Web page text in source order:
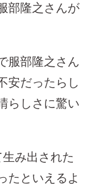
部隆之さんが
服部隆之さん
安だったらし
らしさに驚い
み出された
たといえるよ